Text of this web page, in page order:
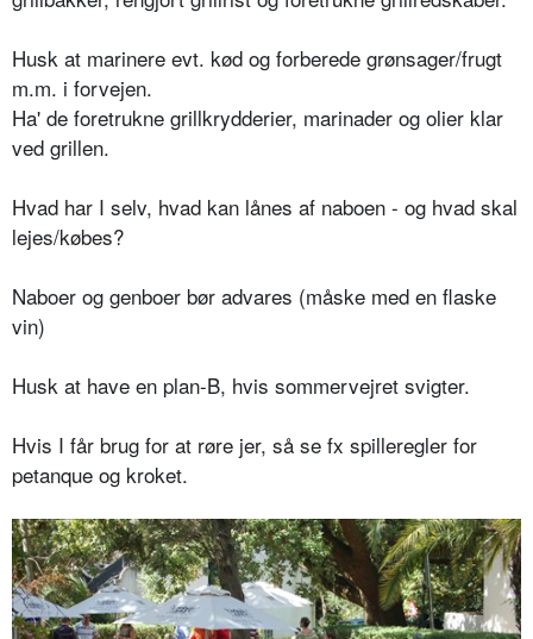
Husk at marinere evt. kød og forberede grønsager/frugt
m.m. i forvejen.
Ha' de foretrukne grillkrydderier, marinader og olier klar
ved grillen.
Hvad har I selv, hvad kan lånes af naboen - og hvad skal
lejes/købes?
Naboer og genboer bør advares (måske med en flaske
vin)
Husk at have en plan-B, hvis sommervejret svigter.
Hvis I får brug for at røre jer, så se fx spilleregler for
petanque og kroket.